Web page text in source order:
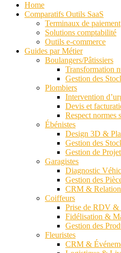
Home
Comparatifs Outils SaaS
Terminaux de paiement
Solutions comptabilité
Outils e-commerce
Guides par Métier
Boulangers/Pâtissiers
Transformation
Gestion des
Plombiers
Intervention
Devis et
Respect normes
Ébénistes
Design 3D &
Gestion des
Gestion de
Garagistes
Diagnostic
Gestion des
CRM &
Coiffeurs
Prise de RDV &
Fidélisation &
Gestion des
Fleuristes
CRM &